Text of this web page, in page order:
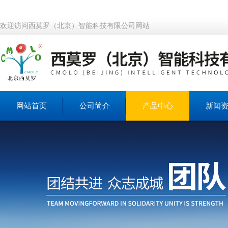
欢迎访问西莫罗（北京）智能科技有限公司网站
网站首页 公司简介 产品中心 新闻